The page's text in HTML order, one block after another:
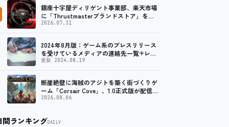
銀座十字屋ディリゲント事業部、楽天市場
に「Thrustmasterブランドストア」をオ
ープン。記念キャンペーンでポイントアッ
2026.07.31
2024年8月版：ゲーム系のプレスリリース
を受けているメディアの連絡先一覧+レビ
ュー依頼先一覧
更新 2024.08.19
断崖絶壁に海賊のアジトを築く街づくりゲ
ーム「Corsair Cove」、1.0正式版が配信開
始！
2026.08.06
間ランキングDAILY